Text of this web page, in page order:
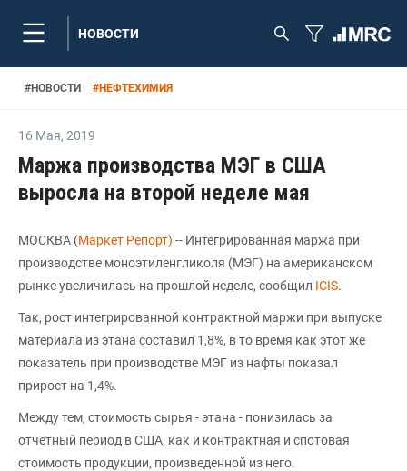
НОВОСТИ
#НОВОСТИ #НЕФТЕХИМИЯ
16 Мая, 2019
Маржа производства МЭГ в США
выросла на второй неделе мая
МОСКВА (Маркет Репорт) -- Интегрированная маржа при
производстве моноэтиленгликоля (МЭГ) на американском
рынке увеличилась на прошлой неделе, сообщил ICIS.
Так, рост интегрированной контрактной маржи при выпуске
материала из этана составил 1,8%, в то время как этот же
показатель при производстве МЭГ из нафты показал
прирост на 1,4%.
Между тем, стоимость сырья - этана - понизилась за
отчетный период в США, как и контрактная и спотовая
стоимость продукции, произведенной из него.